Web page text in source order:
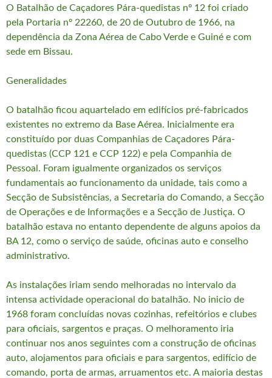
O Batalhão de Caçadores Pára-quedistas nº 12 foi criado
pela Portaria nº 22260, de 20 de Outubro de 1966, na
dependência da Zona Aérea de Cabo Verde e Guiné e com
sede em Bissau.
Generalidades
O batalhão ficou aquartelado em edifícios pré-fabricados
existentes no extremo da Base Aérea. Inicialmente era
constituído por duas Companhias de Caçadores Pára-
quedistas (CCP 121 e CCP 122) e pela Companhia de
Pessoal. Foram igualmente organizados os serviços
fundamentais ao funcionamento da unidade, tais como a
Secção de Subsistências, a Secretaria do Comando, a Secção
de Operações e de Informações e a Secção de Justiça. O
batalhão estava no entanto dependente de alguns apoios da
BA 12, como o serviço de saúde, oficinas auto e conselho
administrativo.
As instalações iriam sendo melhoradas no intervalo da
intensa actividade operacional do batalhão. No inicio de
1968 foram concluídas novas cozinhas, refeitórios e clubes
para oficiais, sargentos e praças. O melhoramento iria
continuar nos anos seguintes com a construção de oficinas
auto, alojamentos para oficiais e para sargentos, edifício de
comando, porta de armas, arruamentos etc. A maioria destas